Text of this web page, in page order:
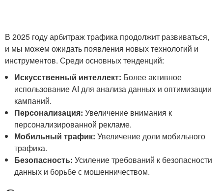
В 2025 году арбитраж трафика продолжит развиваться,
и мы можем ожидать появления новых технологий и
инструментов. Среди основных тенденций:
Искусственный интеллект: Более активное
использование AI для анализа данных и оптимизации
кампаний.
Персонализация: Увеличение внимания к
персонализированной рекламе.
Мобильный трафик: Увеличение доли мобильного
трафика.
Безопасность: Усиление требований к безопасности
данных и борьбе с мошенничеством.